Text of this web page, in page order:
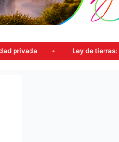
Ley de tierras: el PJ intentó